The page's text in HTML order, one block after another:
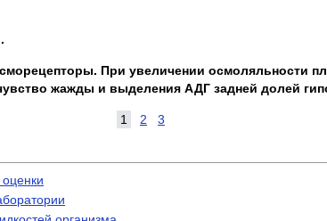
При увеличении осмоляльности
жажды и выделения АДГ задней долей
1 2 3